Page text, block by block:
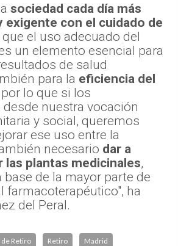
sociedad cada día más
exigente con el cuidado de
que el uso adecuado del
un elemento esencial para
de salud
para la eficiencia del
por lo que si los
nuestra vocación
y social, queremos
ese uso entre la
necesario dar a
plantas medicinales,
base de la mayor parte de
farmacoterapéutico", ha
del Peral.
Retiro Retiro Madrid